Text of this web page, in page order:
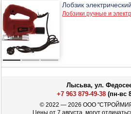
Лобзик
Лобзики ручные и
Лысьва, ул.
+7 963 879-49-38 (пн-вс
© 2022 — 2026 ООО
Цены от 7 августа, могут